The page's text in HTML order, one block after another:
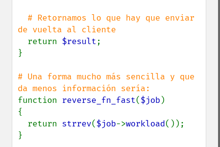
# Retornamos lo que hay que enviar
de vuelta al cliente
return $result;
}
# Una forma mucho más sencilla y que
function reverse_fn_fast($job)
{
  return
strrev($job->workload());
}